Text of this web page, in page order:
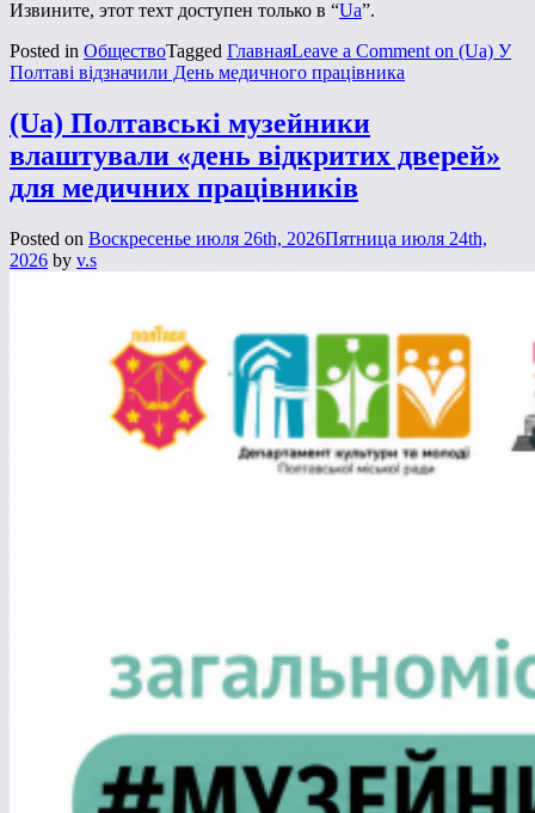
Извините, этот техт доступен только в “Ua”.
Posted in ОбществоTagged ГлавнаяLeave a Comment on (Ua) У
Полтаві відзначили День медичного працівника
(Ua) Полтавські музейники
влаштували «день відкритих дверей»
для медичних працівників
Posted on Воскресенье июля 26th, 2026Пятница июля 24th,
2026 by v.s